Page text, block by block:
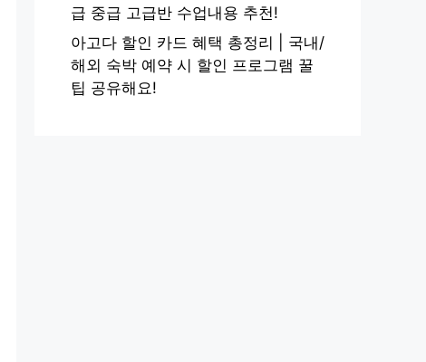
급 중급 고급반 수업내용 추천!
아고다 할인 카드 혜택 총정리 | 국내/
해외 숙박 예약 시 할인 프로그램 꿀
팁 공유해요!